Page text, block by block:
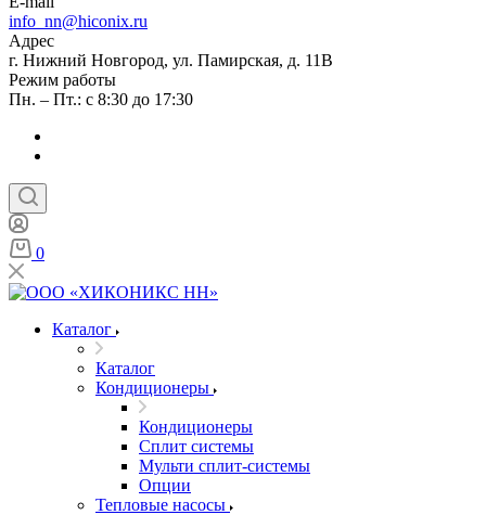
info_nn@hiconix.ru
Адрес
г. Нижний Новгород, ул. Памирская, д. 11В
Режим работы
Пн. – Пт.: с 8:30 до 17:30
0
Каталог
Каталог
Кондиционеры
Кондиционеры
Сплит системы
Мульти сплит-системы
Опции
Тепловые насосы